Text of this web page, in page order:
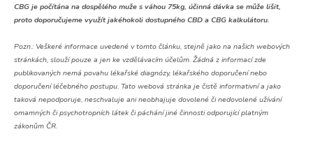
CBG je počítána na dospělého muže s váhou 75kg, účinná dávka se může lišit,
proto doporučujeme využít jakéhokoli dostupného CBD a CBG kalkulátoru.
Pozn.: Veškeré informace uvedené v tomto článku, stejně jako na našich webových
stránkách, slouží pouze a jen ke vzdělávacím účelům. Žádná z informací zde
publikovaných nemá povahu lékařské diagnózy, lékařského doporučení nebo
doporučení léčebného postupu. Tato webová stránka je čistě informativní a jako
taková nepodporuje, neschvaluje ani neobhajuje dovolené či nedovolené užívání
omamných či psychotropních látek či páchání jiné činnosti odporující platným
zákonům ČR.